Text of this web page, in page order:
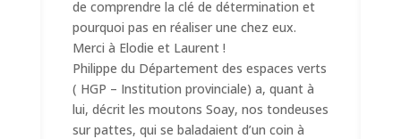
de comprendre la clé de détermination et
pourquoi pas en réaliser une chez eux.
Merci à Elodie et Laurent !
Philippe du Département des espaces verts
( HGP – Institution provinciale) a, quant à
lui, décrit les moutons Soay, nos tondeuses
sur pattes, qui se baladaient d’un coin à